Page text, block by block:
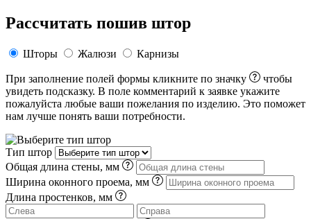
Рассчитать пошив штор
Шторы Жалюзи Карнизы
При заполнение полей формы кликните по значку
чтобы
увидеть подсказку. В поле комментарий к заявке укажите
пожалуйста любые ваши пожелания по изделию. Это поможет
нам лучше понять ваши потребности.
Тип штор
Общая длина стены, мм
Ширина оконного проема, мм
Длина простенков, мм